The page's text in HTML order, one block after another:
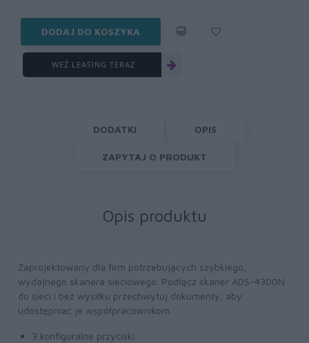
DODAJ DO KOSZYKA
WEŹ LEASING TERAZ
DODATKI OPIS
ZAPYTAJ O PRODUKT
Opis produktu
Zaprojektowany dla firm potrzebujących szybkiego,
wydajnego skanera sieciowego. Podłącz skaner ADS-4300N
do sieci i bez wysiłku przechwytuj dokumenty, aby
udostępniać je współpracownikom.
3 konfiguralne przyciski